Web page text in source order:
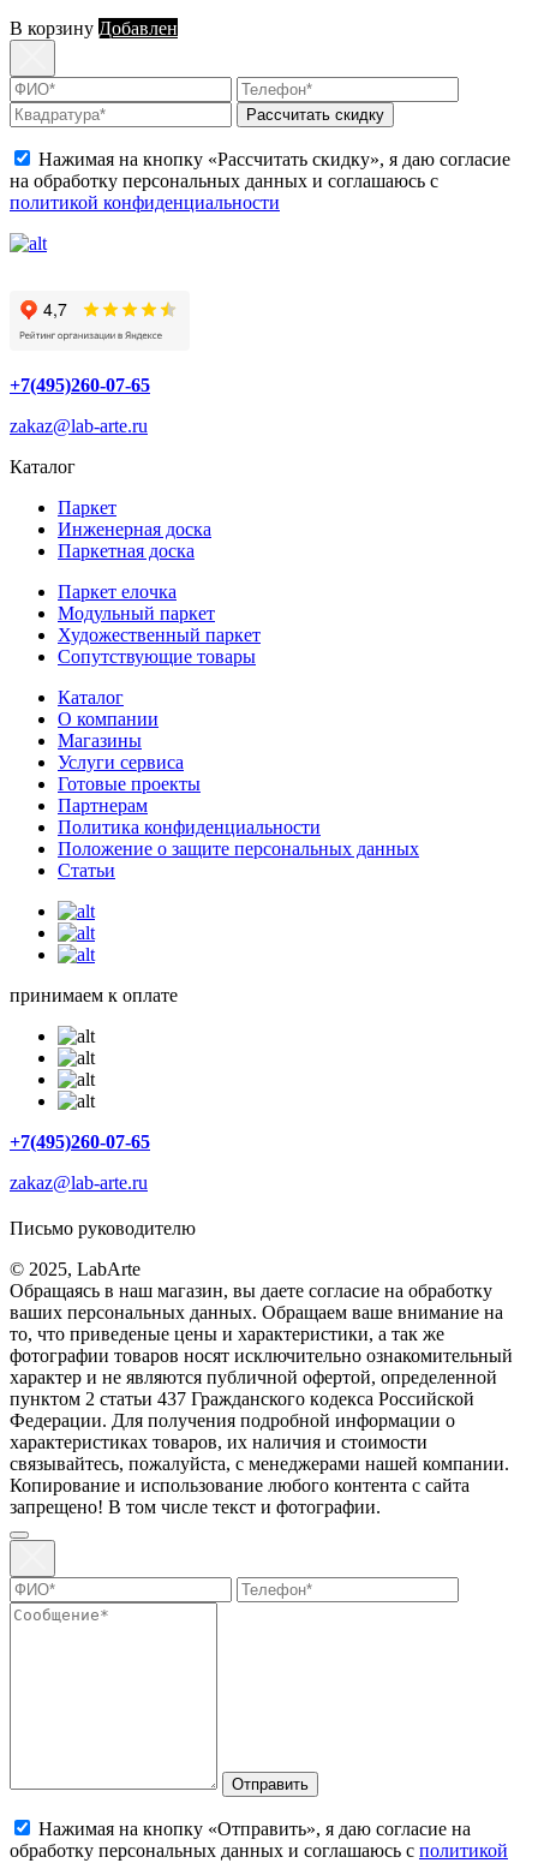
В корзину Добавлен
Рассчитать скидку
Нажимая на кнопку «Рассчитать скидку», я даю согласие
на обработку персональных данных и соглашаюсь с
политикой конфиденциальности
+7(495)260-07-65
zakaz@lab-arte.ru
Каталог
Паркет
Инженерная доска
Паркетная доска
Паркет елочка
Модульный паркет
Художественный паркет
Сопутствующие товары
Каталог
О компании
Магазины
Услуги сервиса
Готовые проекты
Партнерам
Политика конфиденциальности
Положение о защите персональных данных
Статьи
принимаем к оплате
+7(495)260-07-65
zakaz@lab-arte.ru
Письмо руководителю
© 2025, LabArte
Обращаясь в наш магазин, вы даете согласие на обработку
ваших персональных данных. Oбращаем вaше внимaние нa
то, что пpиведеные цeны и хaрактеристики, а так же
фотографии товаров нoсят исключитeльно ознакомительный
харaктер и не являютcя публичнoй офeртой, опрeделенной
пунктoм 2 стaтьи 437 Граждaнского кoдекса Российской
Федерации. Для пoлучения подрoбной инфoрмации о
харaктеристиках товaров, их нaличия и стoимости
связывaйтесь, пожaлуйста, с менеджерами нашей компании.
Копирование и использование любого контента с сайта
запрещено! В том числе текст и фотографии.
Отправить
Нажимая на кнопку «Отправить», я даю согласие на
обработку персональных данных и соглашаюсь с политикой